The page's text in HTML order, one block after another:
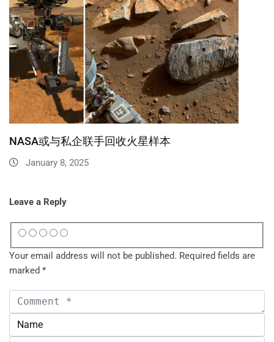
NASA或与私企联手回收火星样本
January 8, 2025
Leave a Reply
Your email address will not be published. Required fields are
marked *